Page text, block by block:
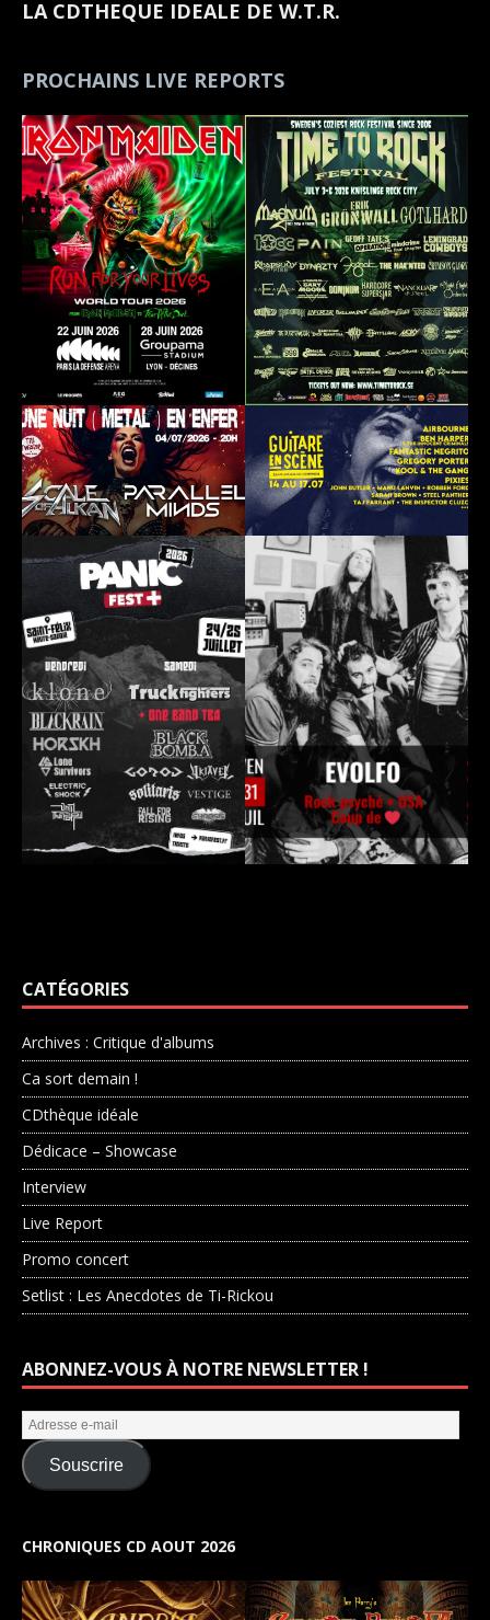
LA CDTHEQUE IDEALE DE W.T.R.
PROCHAINS LIVE REPORTS
CATÉGORIES
Archives : Critique d'albums
Ca sort demain !
CDthèque idéale
Dédicace – Showcase
Interview
Live Report
Promo concert
Setlist : Les Anecdotes de Ti-Rickou
ABONNEZ-VOUS À NOTRE NEWSLETTER !
Souscrire
CHRONIQUES CD AOUT 2026